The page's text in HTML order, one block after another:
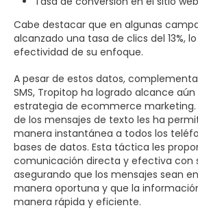
Cabe destacar que en algunas
alcanzado una tasa de clics del 13%,
efectividad de su enfoque.
A pesar de estos datos,
SMS, Tropitop ha logrado alcance
estrategia de ecommerce marketing.
de los mensajes de texto les ha
manera instantánea a todos los
bases de datos. Esta táctica les
comunicación directa y efectiva con
asegurando que los mensajes sean
manera oportuna y que la
manera rápida y eficiente.